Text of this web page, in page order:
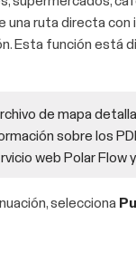
ruta directa con
Esta función está
de mapa
sobre los
web Polar Flow
selecciona